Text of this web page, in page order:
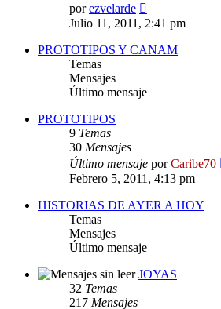
porezvelarde
último
mensaje
Julio 11, 2011, 2:41 pm
PROTOTIPOS Y CANAM
Temas
Mensajes
Último mensaje
PROTOTIPOS
9 Temas
30 Mensajes
Último mensaje porCaribe70
Febrero 5, 2011, 4:13 pm
HISTORIAS DE AYER A HOY
Temas
Mensajes
Último mensaje
JOYAS
32 Temas
217 Mensajes